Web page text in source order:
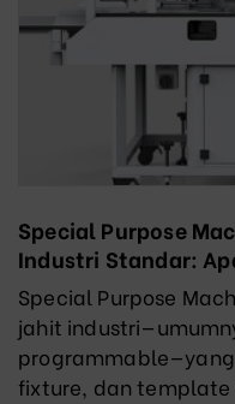
Special Purpose
Industri Standar:
Special Purpose
jahit
fixture, dan template